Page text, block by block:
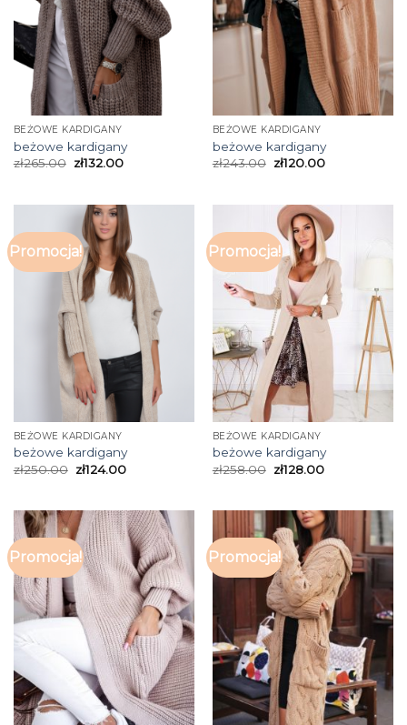
BEŻOWE KARDIGANY
beżowe kardigany
zł265.00 zł132.00
BEŻOWE KARDIGANY
beżowe kardigany
zł243.00 zł120.00
Promocja!
BEŻOWE KARDIGANY
beżowe kardigany
zł250.00 zł124.00
Promocja!
BEŻOWE KARDIGANY
beżowe kardigany
zł258.00 zł128.00
Promocja! Promocja!